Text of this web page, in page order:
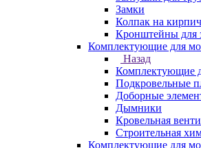
Замки
Колпак на
Кронштейны для
Комплектующие для
Назад
Комплектующие
Подкровельные
Доборные
Дымники
Кровельная
Строительная
Комплектующие для